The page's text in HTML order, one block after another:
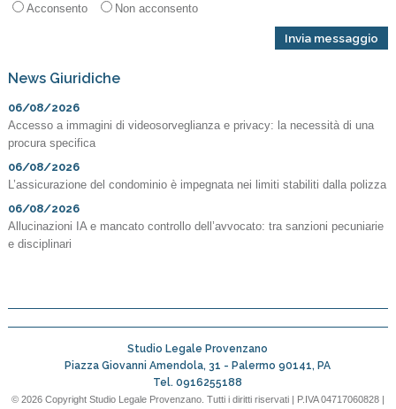
Acconsento
Non acconsento
News Giuridiche
06/08/2026
Accesso a immagini di videosorveglianza e privacy: la necessità di una
procura specifica
06/08/2026
L’assicurazione del condominio è impegnata nei limiti stabiliti dalla polizza
06/08/2026
Allucinazioni IA e mancato controllo dell’avvocato: tra sanzioni pecuniarie
e disciplinari
Studio Legale Provenzano
Piazza Giovanni Amendola, 31 - Palermo 90141, PA
Tel.0916255188
© 2026 Copyright Studio Legale Provenzano. Tutti i diritti riservati | P.IVA 04717060828 |